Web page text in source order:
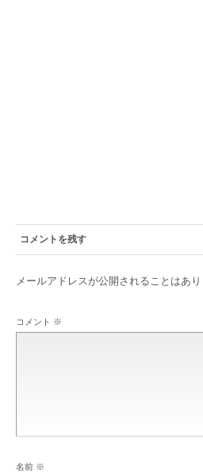
コメントを残す
メールアドレスが公開されることはあり
コメント ※
名前 ※